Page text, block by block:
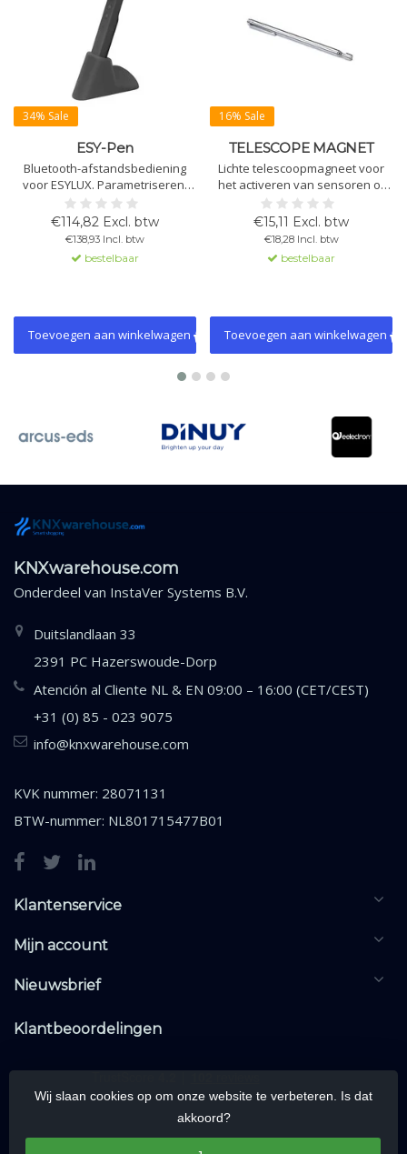
34% Sale
ESY-Pen
Bluetooth-afstandsbediening
voor ESYLUX. Parametriseren,
licht meten, projecten beheren.
Alleen compatibel met ESYLUX-
melders en noodverlichting die
op afstand te bedienen zijn.
€114,82 Excl. btw
€138,93 Incl. btw
bestelbaar
Toevoegen aan winkelwagen
16% Sale
TELESCOPE MAGNET
Lichte telescoopmagneet voor
het activeren van sensoren of
om KNX-apparaten in
programmeerstand te zetten.
Ideaal voor moeilijk bereikbare
plaatsen. Lengte 655 mm.
€15,11 Excl. btw
€18,28 Incl. btw
bestelbaar
Toevoegen aan winkelwagen
KNXwarehouse.com
Onderdeel van InstaVer Systems B.V.
Duitslandlaan 33
2391 PC Hazerswoude-Dorp
Atención al Cliente NL & EN 09:00 – 16:00 (CET/CEST)
+31 (0) 85 - 023 9075
info@knxwarehouse.com
KVK nummer: 28071131
BTW-nummer: NL801715477B01
Klantenservice
Mijn account
Nieuwsbrief
Klantbeoordelingen
Wij slaan cookies op om onze website te verbeteren. Is dat
akkoord?